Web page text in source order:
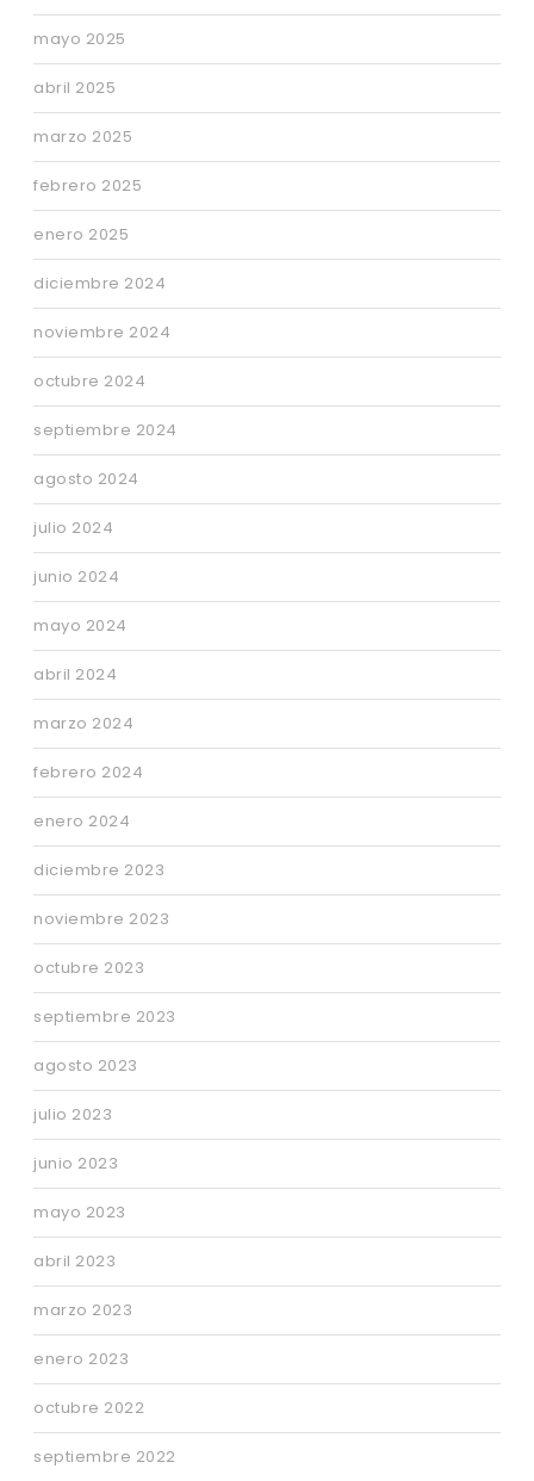
mayo 2025
abril 2025
marzo 2025
febrero 2025
enero 2025
diciembre 2024
noviembre 2024
octubre 2024
septiembre 2024
agosto 2024
julio 2024
junio 2024
mayo 2024
abril 2024
marzo 2024
febrero 2024
enero 2024
diciembre 2023
noviembre 2023
octubre 2023
septiembre 2023
agosto 2023
julio 2023
junio 2023
mayo 2023
abril 2023
marzo 2023
enero 2023
octubre 2022
septiembre 2022